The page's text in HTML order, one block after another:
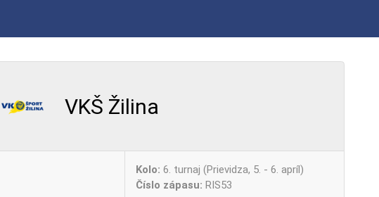
VKŠ Žilina
Kolo: 6. turnaj (Prievidza, 5. - 6. apríl)
Číslo zápasu: RIS53